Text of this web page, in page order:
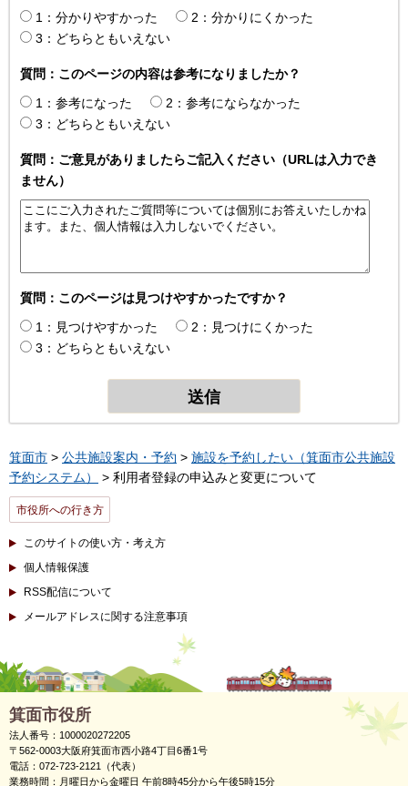
1：分かりやすかった
2：分かりにくかった
3：どちらともいえない
質問：このページの内容は参考になりましたか？
1：参考になった
2：参考にならなかった
3：どちらともいえない
質問：ご意見がありましたらご記入ください（URLは入力でき
ません）
質問：このページは見つけやすかったですか？
1：見つけやすかった
2：見つけにくかった
3：どちらともいえない
箕面市 > 公共施設案内・予約 > 施設を予約したい（箕面市公共施設
予約システム）
> 利用者登録の申込みと変更について
市役所への行き方
このサイトの使い方・考え方
個人情報保護
RSS配信について
メールアドレスに関する注意事項
箕面市役所
法人番号：1000020272205
〒562-0003大阪府箕面市西小路4丁目6番1号
電話：072-723-2121（代表）
業務時間：月曜日から金曜日 午前8時45分から午後5時15分